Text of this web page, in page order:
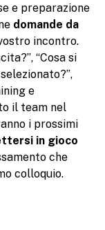
e preparazione
domande da
incontro.
“Cosa si
e
il team nel
i prossimi
in gioco
che
colloquio.